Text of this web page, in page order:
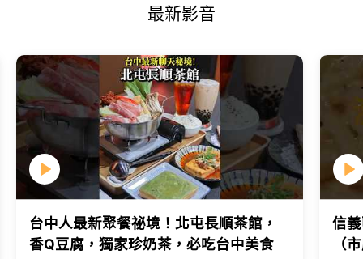
最新影音
台中人最新聚餐祕境！北屯長順茶館，
香Q豆腐，獨家珍奶茶，必吃台中美食
信
（